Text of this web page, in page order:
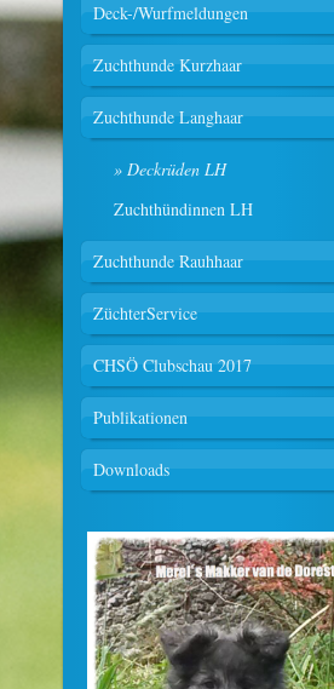
Deck-/Wurfmeldungen
Zuchthunde Kurzhaar
Zuchthunde Langhaar
Deckrüden LH
Zuchthündinnen LH
Zuchthunde Rauhhaar
ZüchterService
CHSÖ Clubschau 2017
Publikationen
Downloads